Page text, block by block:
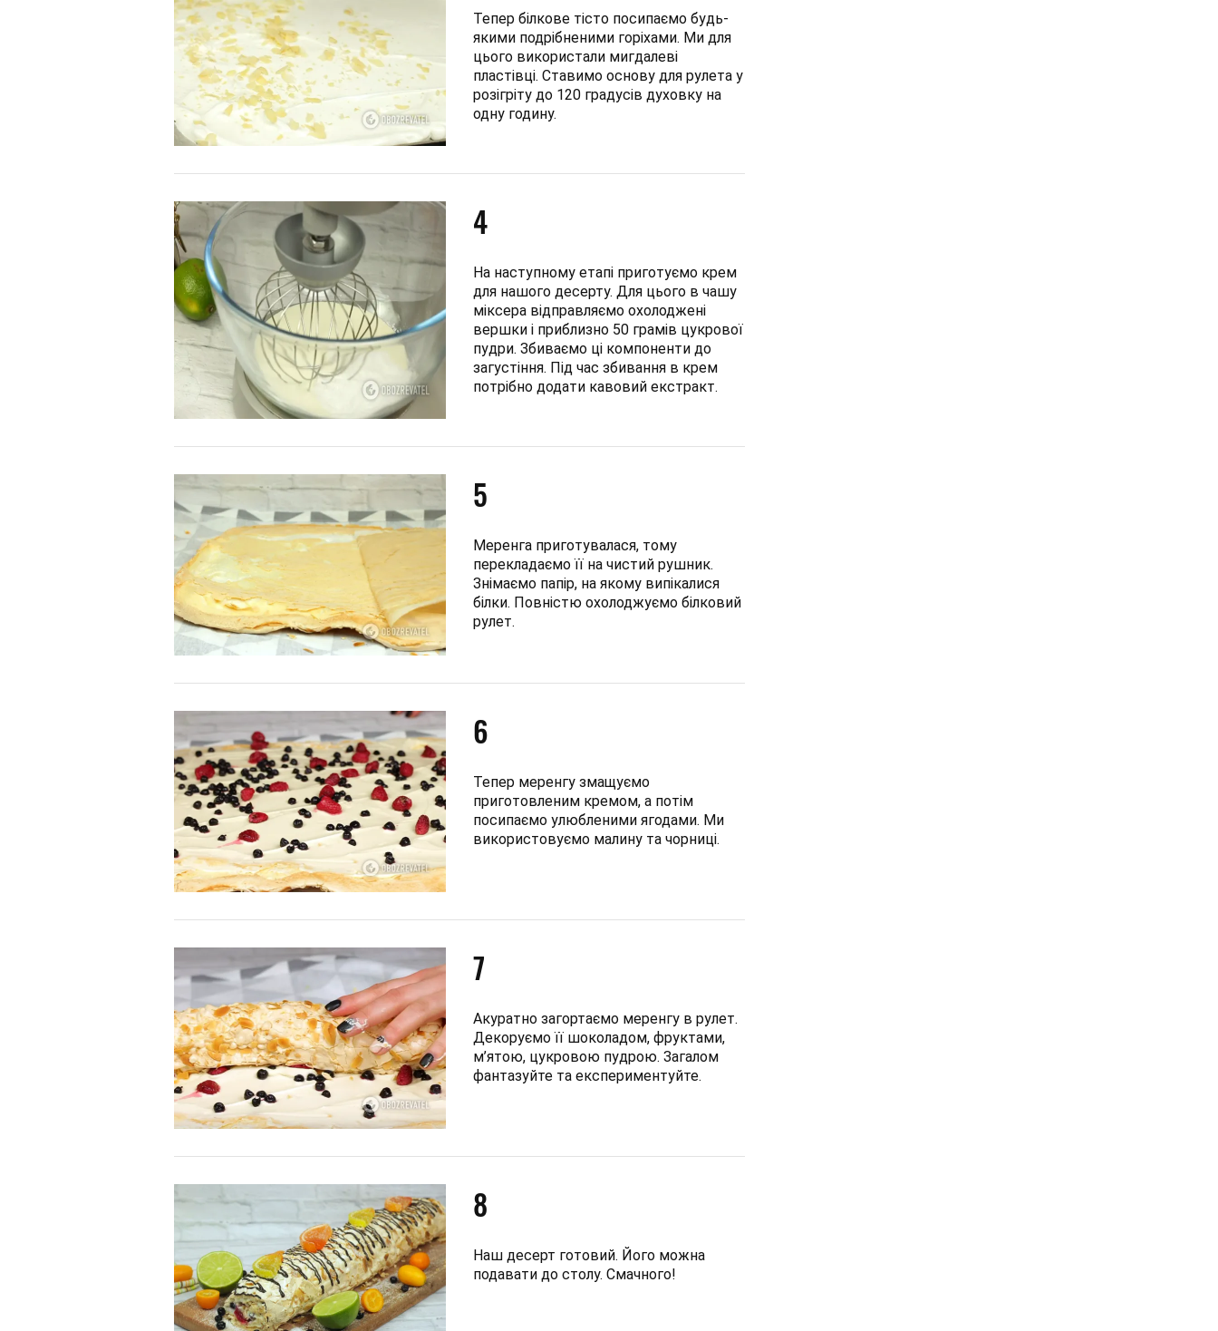
Тепер білкове тісто посипаємо будь-
якими подрібненими горіхами. Ми для
цього використали мигдалеві
пластівці. Ставимо основу для рулета у
розігріту до 120 градусів духовку на
одну годину.
4
На наступному етапі приготуємо крем
для нашого десерту. Для цього в чашу
міксера відправляємо охолоджені
вершки і приблизно 50 грамів цукрової
пудри. Збиваємо ці компоненти до
загустіння. Під час збивання в крем
потрібно додати кавовий екстракт.
5
Меренга приготувалася, тому
перекладаємо її на чистий рушник.
Знімаємо папір, на якому випікалися
білки. Повністю охолоджуємо білковий
рулет.
6
Тепер меренгу змащуємо
приготовленим кремом, а потім
посипаємо улюбленими ягодами. Ми
використовуємо малину та чорниці.
7
Акуратно загортаємо меренгу в рулет.
Декоруємо її шоколадом, фруктами,
м’ятою, цукровою пудрою. Загалом
фантазуйте та експериментуйте.
8
Наш десерт готовий. Його можна
подавати до столу. Смачного!